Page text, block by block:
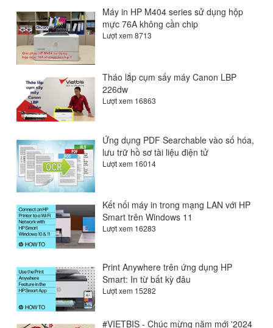
Máy in HP M404 series sử dụng hộp
mực 76A không cần chip
Lượt xem 8713
Tháo lắp cụm sấy máy Canon LBP
226dw
Lượt xem 16863
Ứng dụng PDF Searchable vào số hóa,
lưu trữ hồ sơ tài liệu điện tử
Lượt xem 16014
Kết nối máy in trong mạng LAN với HP
Smart trên Windows 11
Lượt xem 16283
Print Anywhere trên ứng dụng HP
Smart: In từ bất kỳ đâu
Lượt xem 15282
#VIETBIS - Chúc mừng năm mới '2024